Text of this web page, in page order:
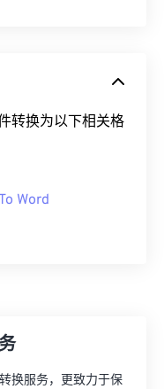
转换为以下相关格
Word
换服务，更致力于保